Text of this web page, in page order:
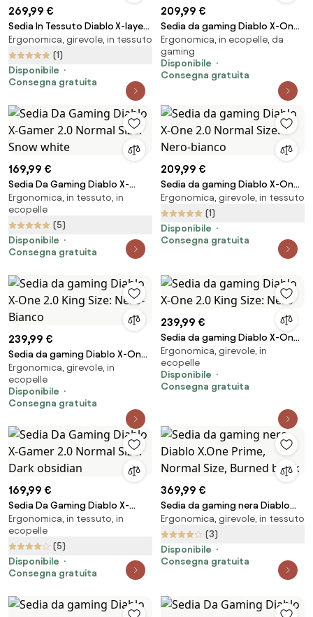
269,99 €
Sedia In Tessuto Diablo X-layer
2.0 Small, Bianco E Nero
Ergonomica, girevole, in tessuto
(1)
Disponibile
Consegna gratuita
209,99 €
Sedia da gaming Diablo X-One
2.0 Normal Size: Nero-blu
Ergonomica, in ecopelle, da
gaming
Disponibile
Consegna gratuita
169,99 €
Sedia Da Gaming Diablo X-
Gamer 2.0 Normal Size: Snow
white
Ergonomica, in tessuto, in
ecopelle
(5)
Disponibile
Consegna gratuita
209,99 €
Sedia da gaming Diablo X-One
2.0 Normal Size: Nero-bianco
Ergonomica, girevole, in tessuto
(1)
Disponibile
Consegna gratuita
239,99 €
Sedia da gaming Diablo X-One
2.0 King Size: Nero-Bianco
Ergonomica, girevole, in
ecopelle
Disponibile
Consegna gratuita
239,99 €
Sedia da gaming Diablo X-One
2.0 King Size: Nero
Ergonomica, girevole, in
ecopelle
Disponibile
Consegna gratuita
169,99 €
Sedia Da Gaming Diablo X-
Gamer 2.0 Normal Size: Dark
obsidian
Ergonomica, in tessuto, in
ecopelle
(5)
Disponibile
Consegna gratuita
369,99 €
Sedia da gaming nera Diablo
X.One Prime, Normal Size,
Burned black
Ergonomica, girevole, in tessuto
(3)
Disponibile
Consegna gratuita